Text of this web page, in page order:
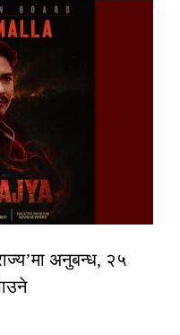
अनुबन्ध, २५